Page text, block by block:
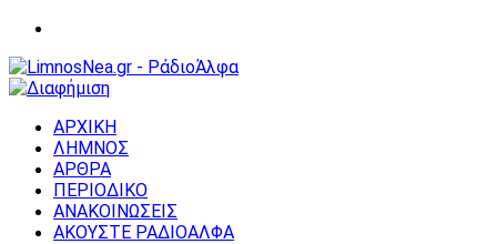
ΑΡΧΙΚΗ
ΛΗΜΝΟΣ
ΑΡΘΡΑ
ΠΕΡΙΟΔΙΚΟ
ΑΝΑΚΟΙΝΩΣΕΙΣ
ΑΚΟΥΣΤΕ ΡΑΔΙΟΑΛΦΑ